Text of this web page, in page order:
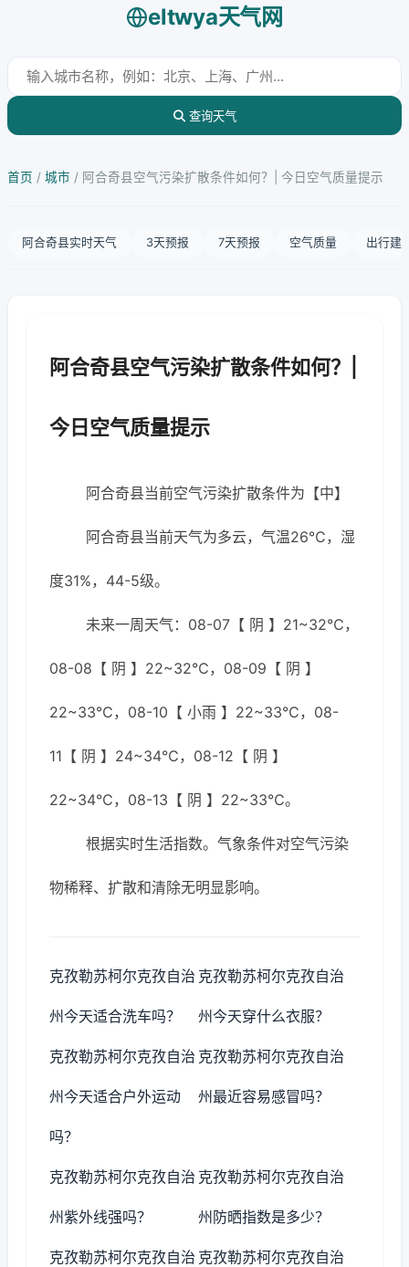
eltwya天气网
查询天气
首页 / 城市 / 阿合奇县空气污染扩散条件如何？| 今日空气质量提示
阿合奇县实时天气 3天预报 7天预报 空气质量 出行建
阿合奇县空气污染扩散条件如何？|
今日空气质量提示
阿合奇县当前空气污染扩散条件为【中】
阿合奇县当前天气为多云，气温26℃，湿
度31%，44-5级。
未来一周天气：08-07【 阴 】21~32℃，
08-08【 阴 】22~32℃，08-09【 阴 】
22~33℃，08-10【 小雨 】22~33℃，08-
11【 阴 】24~34℃，08-12【 阴 】
22~34℃，08-13【 阴 】22~33℃。
根据实时生活指数。气象条件对空气污染
物稀释、扩散和清除无明显影响。
克孜勒苏柯尔克孜自治
州今天适合洗车吗？
克孜勒苏柯尔克孜自治
州今天穿什么衣服？
克孜勒苏柯尔克孜自治
州今天适合户外运动
吗？
克孜勒苏柯尔克孜自治
州最近容易感冒吗？
克孜勒苏柯尔克孜自治
州紫外线强吗？
克孜勒苏柯尔克孜自治
州防晒指数是多少？
克孜勒苏柯尔克孜自治 克孜勒苏柯尔克孜自治